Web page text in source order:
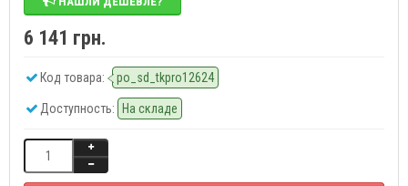
6 141 грн.
Код товара: po_sd_tkpro12624
Доступность: На складе